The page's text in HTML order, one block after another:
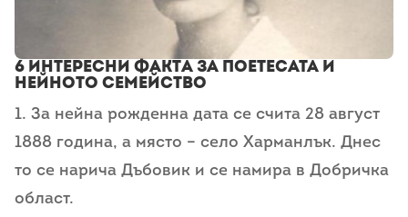
6 Интересни фактa за поетесата и
нейното семейство
1. За нейна рожденна дата се счита 28 август
1888 година, а място – село Харманлък. Днес
то се нарича Дъбовик и се намира в Добричка
област.